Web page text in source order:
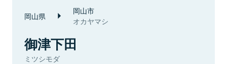
岡山県 岡山市
オカヤマシ
御津下田
ミツシモダ